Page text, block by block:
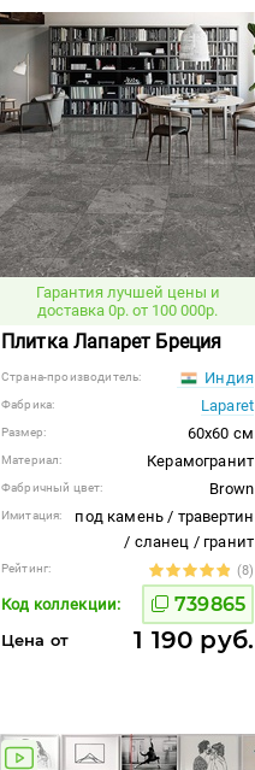
Гарантия лучшей цены и
доставка 0р. от 100 000р.
Плитка Лапарет Бреция
Страна-производитель: Индия
Фабрика: Laparet
Размер: 60x60 см
Материал: Керамогранит
Фабричный цвет: Brown
Имитация:
под камень / травертин
/ сланец / гранит
Рейтинг: (8)
Код коллекции: 739865
Цена от 1 190 руб.